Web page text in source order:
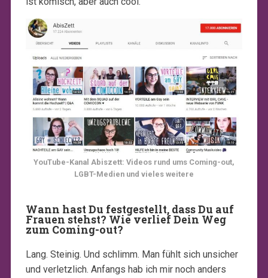
YouTube-Kanal Abiszett: Videos rund ums Coming-out,
LGBT-Medien und vieles weitere
Wann hast Du festgestellt, dass Du auf
Frauen stehst? Wie verlief Dein Weg
zum Coming-out?
Lang. Steinig. Und schlimm. Man fühlt sich unsicher
und verletzlich. Anfangs hab ich mir noch anders